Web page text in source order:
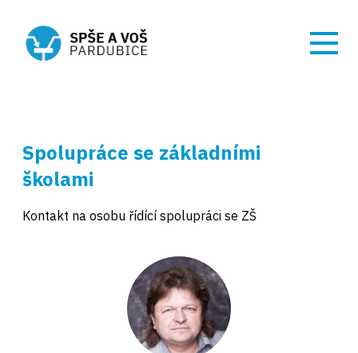
Spolupráce se základními
školami
Kontakt na osobu řídící spolupráci se ZŠ